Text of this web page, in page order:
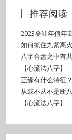
推荐阅读
2023癸卯年值年
如何抓住九紫离
八字合盘之中有
【心流法八字】
正缘有什么特征
从或不从不是断
【心流法八字】